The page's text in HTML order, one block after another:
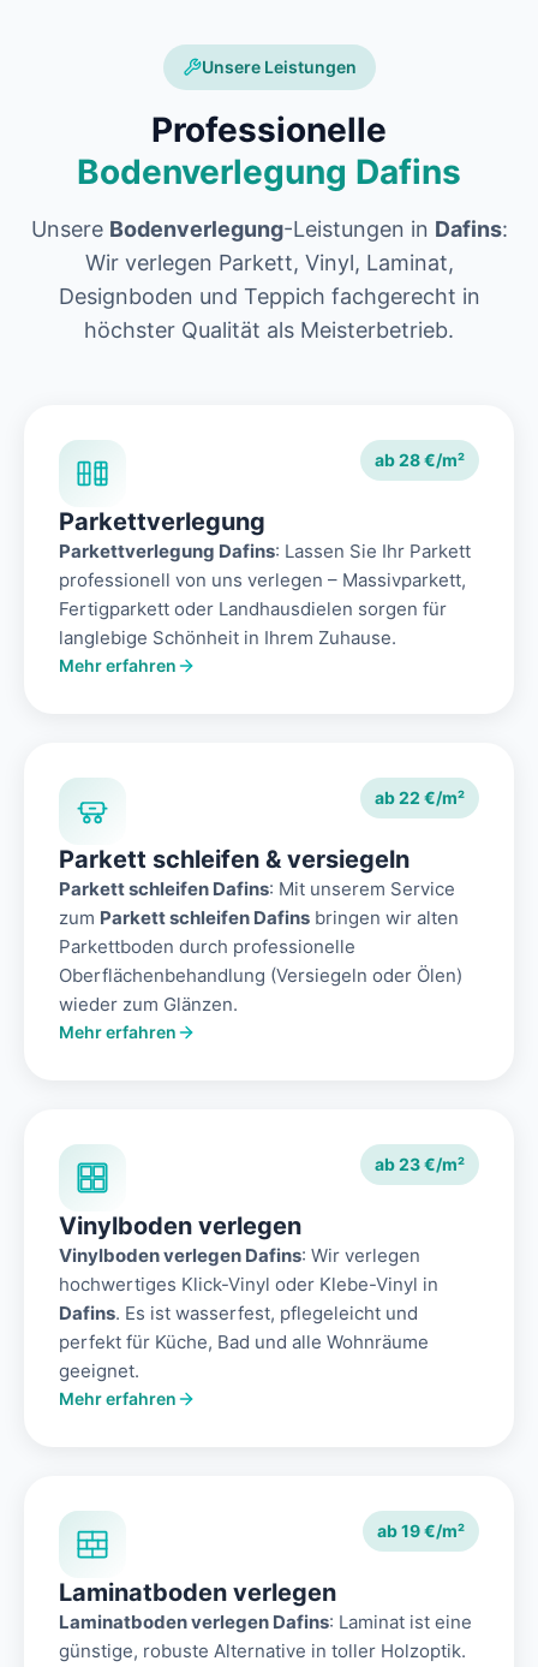
Unsere Leistungen
Professionelle
Bodenverlegung Dafins
Unsere Bodenverlegung-Leistungen in Dafins:
Wir verlegen Parkett, Vinyl, Laminat,
Designboden und Teppich fachgerecht in
höchster Qualität als Meisterbetrieb.
ab 28 €/m²
Parkettverlegung
Parkettverlegung Dafins: Lassen Sie Ihr Parkett
professionell von uns verlegen – Massivparkett,
Fertigparkett oder Landhausdielen sorgen für
langlebige Schönheit in Ihrem Zuhause.
Mehr erfahren
ab 22 €/m²
Parkett schleifen & versiegeln
Parkett schleifen Dafins: Mit unserem Service
zum Parkett schleifen Dafins bringen wir alten
Parkettboden durch professionelle
Oberflächenbehandlung (Versiegeln oder Ölen)
wieder zum Glänzen.
Mehr erfahren
ab 23 €/m²
Vinylboden verlegen
Vinylboden verlegen Dafins: Wir verlegen
hochwertiges Klick-Vinyl oder Klebe-Vinyl in
Dafins. Es ist wasserfest, pflegeleicht und
perfekt für Küche, Bad und alle Wohnräume
geeignet.
Mehr erfahren
ab 19 €/m²
Laminatboden verlegen
Laminatboden verlegen Dafins: Laminat ist eine
günstige, robuste Alternative in toller Holzoptik.